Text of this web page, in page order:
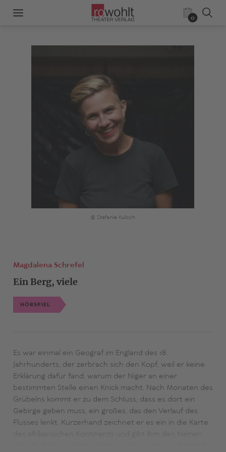
0
© Stefanie Kulisch
Magdalena Schrefel
Ein Berg, viele
HÖRSPIEL
Es war einmal ein Geograf im England des 18.
Jahrhunderts, der zerbrach sich den Kopf, weil er keine
Erklärung dafür fand, warum der Niger an einer
bestimmten Stelle einen Knick macht. Nach Monaten des
Grübelns kommt er zu dem Schluss, dass es dort ein
Gebirge geben muss, ein großes, das den Verlauf des
Flusses lenkt. Kurzerhand zeichnet er es ein in die Karte